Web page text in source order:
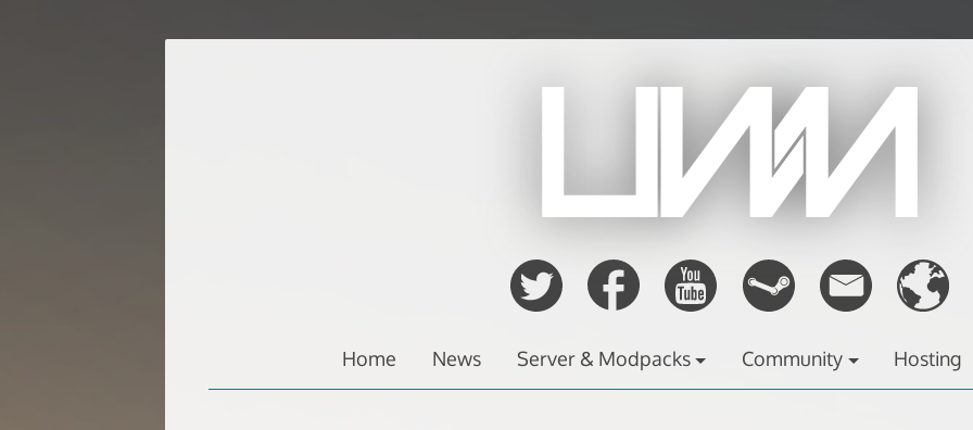
Home News Server & Modpacks Community Hosting